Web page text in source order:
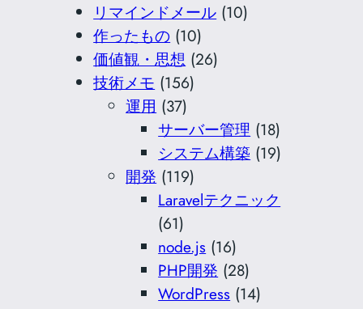
リマインドメール (10)
作ったもの (10)
価値観・思想 (26)
技術メモ (156)
運用 (37)
サーバー管理 (18)
システム構築 (19)
開発 (119)
Laravelテクニック
(61)
node.js (16)
PHP開発 (28)
WordPress (14)